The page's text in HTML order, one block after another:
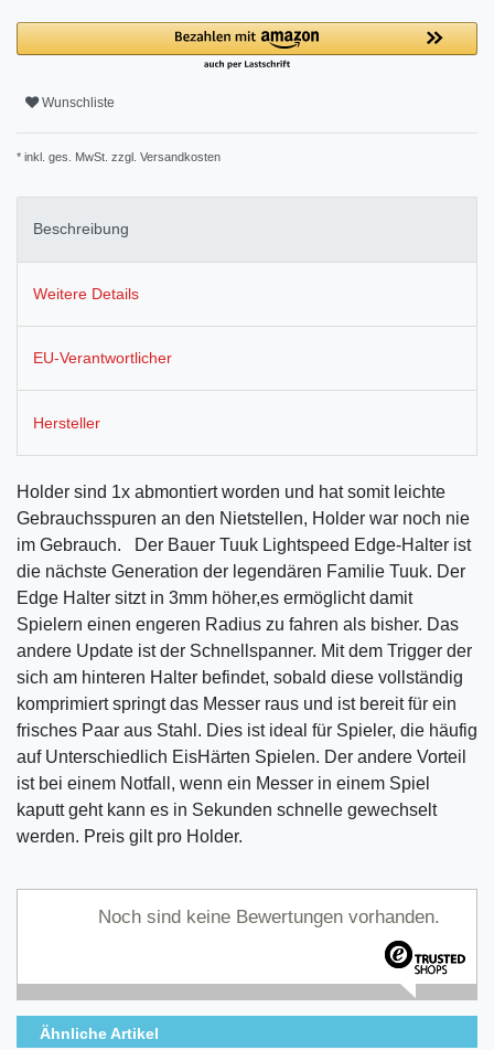
Wunschliste
* inkl. ges. MwSt. zzgl. Versandkosten
Beschreibung
Weitere Details
EU-Verantwortlicher
Hersteller
Holder sind 1x abmontiert worden und hat somit leichte
Gebrauchsspuren an den Nietstellen, Holder war noch nie
im Gebrauch. Der Bauer Tuuk Lightspeed Edge-Halter ist
die nächste Generation der legendären Familie Tuuk. Der
Edge Halter sitzt in 3mm höher,es ermöglicht damit
Spielern einen engeren Radius zu fahren als bisher. Das
andere Update ist der Schnellspanner. Mit dem Trigger der
sich am hinteren Halter befindet, sobald diese vollständig
komprimiert springt das Messer raus und ist bereit für ein
frisches Paar aus Stahl. Dies ist ideal für Spieler, die häufig
auf Unterschiedlich EisHärten Spielen. Der andere Vorteil
ist bei einem Notfall, wenn ein Messer in einem Spiel
kaputt geht kann es in Sekunden schnelle gewechselt
werden. Preis gilt pro Holder.
Noch sind keine Bewertungen vorhanden.
Ähnliche Artikel